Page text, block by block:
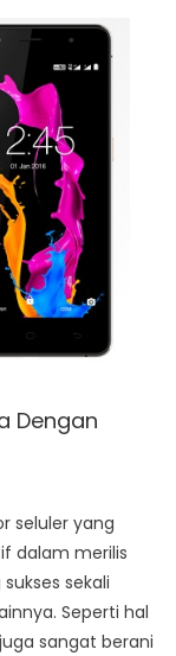
Dengan
seluler yang
dalam merilis
sekali
Seperti hal
sangat berani